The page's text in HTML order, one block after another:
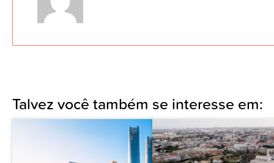
Talvez você também se interesse em: